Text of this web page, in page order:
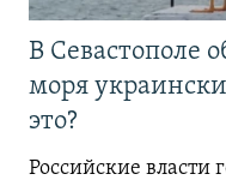
В Севастополе
моря
это?
Российские власти